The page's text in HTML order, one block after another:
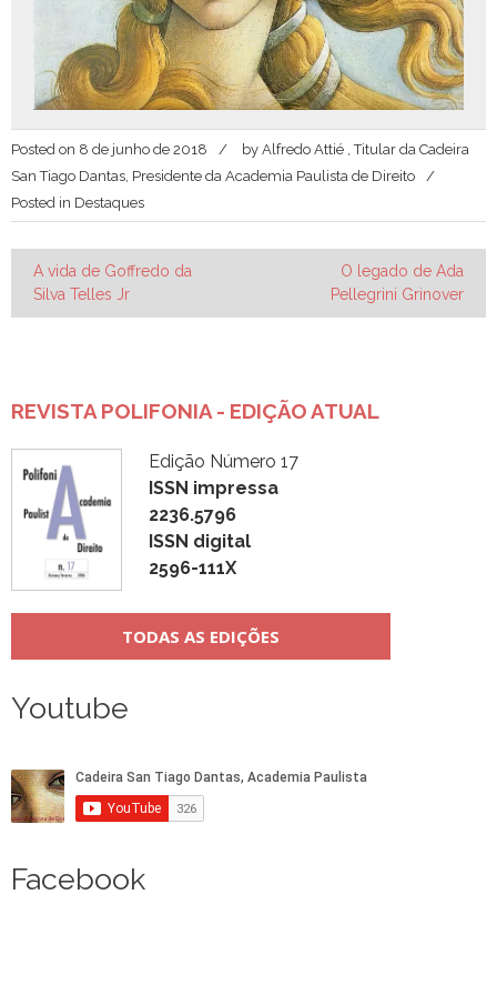
Posted on 8 de junho de 2018 by Alfredo Attié , Titular da Cadeira
San Tiago Dantas, Presidente da Academia Paulista de Direito
Posted in Destaques
Navegação
de
A vida de Goffredo da
Silva Telles Jr
O legado de Ada
Pellegrini Grinover
REVISTA POLIFONIA - EDIÇÃO ATUAL
Edição Número 17
ISSN impressa
2236.5796
ISSN digital
2596-111X
TODAS AS EDIÇÕES
Youtube
Facebook